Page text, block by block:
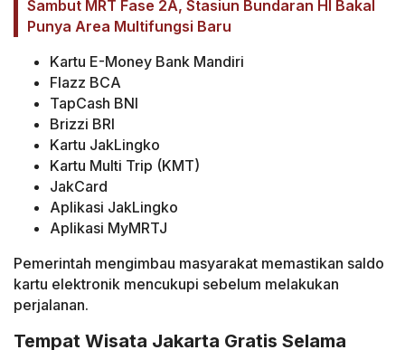
Sambut MRT Fase 2A, Stasiun Bundaran HI Bakal
Punya Area Multifungsi Baru
Kartu E-Money Bank Mandiri
Flazz BCA
TapCash BNI
Brizzi BRI
Kartu JakLingko
Kartu Multi Trip (KMT)
JakCard
Aplikasi JakLingko
Aplikasi MyMRTJ
Pemerintah mengimbau masyarakat memastikan saldo
kartu elektronik mencukupi sebelum melakukan
perjalanan.
Tempat Wisata Jakarta Gratis Selama